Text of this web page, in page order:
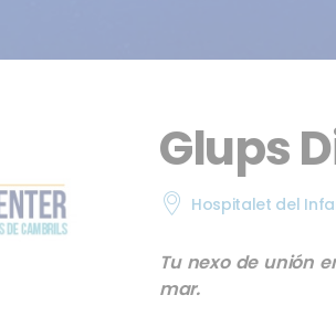
Glups
Hospitalet del
Tu nexo de unión
mar.